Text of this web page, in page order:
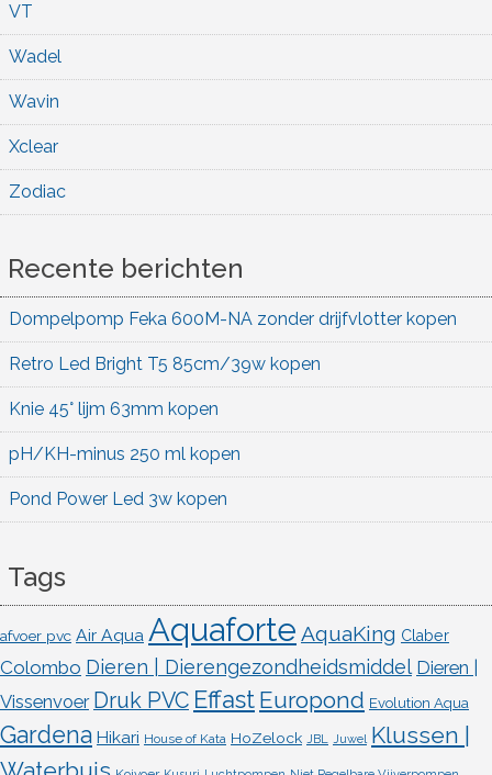
VT
Wadel
Wavin
Xclear
Zodiac
Recente berichten
Dompelpomp Feka 600M-NA zonder drijfvlotter kopen
Retro Led Bright T5 85cm/39w kopen
Knie 45° lijm 63mm kopen
pH/KH-minus 250 ml kopen
Pond Power Led 3w kopen
Tags
afvoer pvc Air Aqua Aquaforte AquaKing Claber
Colombo Dieren | Dierengezondheidsmiddel Dieren |
Vissenvoer Druk PVC Effast Europond Evolution Aqua
Gardena Hikari House of Kata HoZelock JBL Juwel Klussen |